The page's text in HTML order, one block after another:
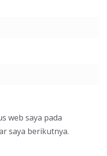
web saya pada
saya berikutnya.